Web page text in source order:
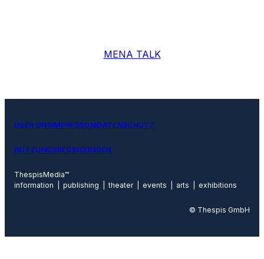
MENA TALK
ÜBER UNSIMPRESSUMDATENSCHUTZ
NUTZUNGSBEDINGUNGEN
ThespisMedia™
information | publishing | theater | events | arts | exhibitions
© Thespis GmbH